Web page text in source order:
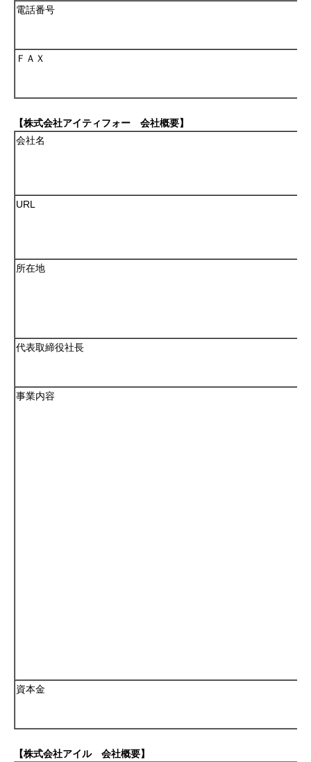
電話番号
ＦＡＸ
【株式会社アイティフォー 会社概要】
会社名
URL
所在地
代表取締役社長
事業内容
資本金
【株式会社アイル 会社概要】